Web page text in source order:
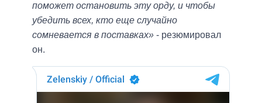
поможет остановить эту орду, и чтобы
убедить всех, кто еще случайно
сомневается в поставках» - резюмировал
он.